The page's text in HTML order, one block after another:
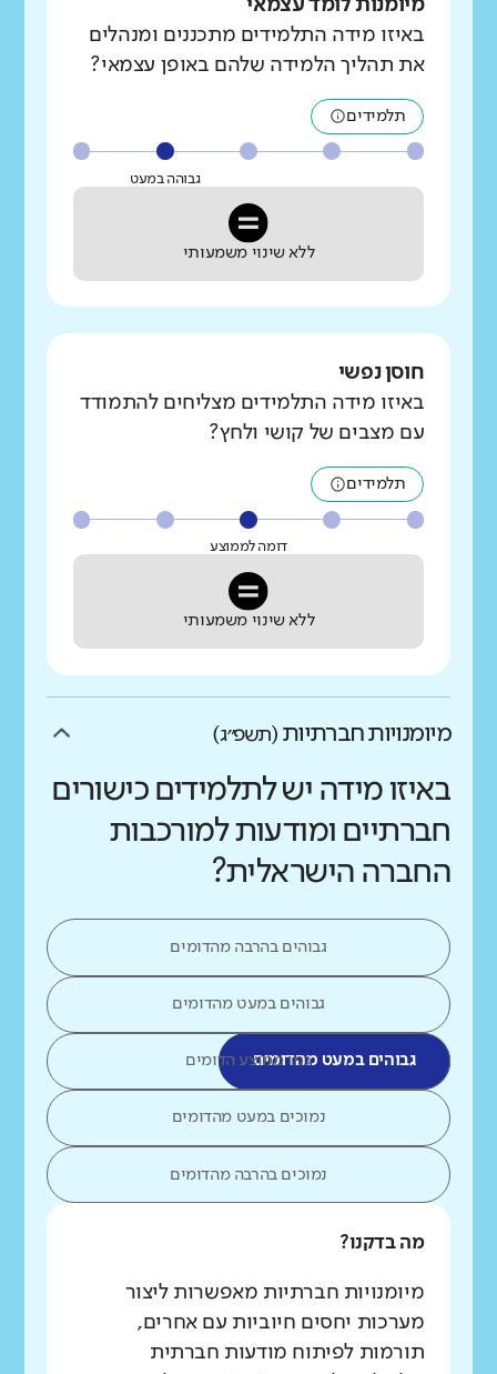
מיומנות לומד עצמאי
באיזו מידה התלמידים מתכננים ומנהלים
את תהליך הלמידה שלהם באופן עצמאי?
תלמידים
גבוהה במעט
ללא שינוי משמעותי
חוסן נפשי
באיזו מידה התלמידים מצליחים להתמודד
עם מצבים של קושי ולחץ?
תלמידים
דומה לממוצע
ללא שינוי משמעותי
מיומנויות חברתיות (תשפ״ג)
באיזו מידה יש לתלמידים כישורים
חברתיים ומודעות למורכבות
החברה הישראלית?
גבוהים בהרבה מהדומים
גבוהים במעט מהדומים
גבוהים במעט מהדומיםכמו ממוצע הדומים
נמוכים במעט מהדומים
נמוכים בהרבה מהדומים
מה בדקנו?
מיומנויות חברתיות מאפשרות ליצור
מערכות יחסים חיוביות עם אחרים,
תורמות לפיתוח מודעות חברתית